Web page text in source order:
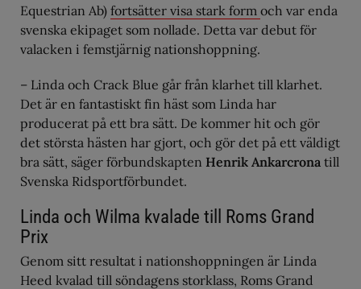
Equestrian Ab) fortsätter visa stark form och var enda
svenska ekipaget som nollade. Detta var debut för
valacken i femstjärnig nationshoppning.
– Linda och Crack Blue går från klarhet till klarhet.
Det är en fantastiskt fin häst som Linda har
producerat på ett bra sätt. De kommer hit och gör
det största hästen har gjort, och gör det på ett väldigt
bra sätt, säger förbundskapten Henrik Ankarcrona till
Svenska Ridsportförbundet.
Linda och Wilma kvalade till Roms Grand
Prix
Genom sitt resultat i nationshoppningen är Linda
Heed kvalad till söndagens storklass, Roms Grand